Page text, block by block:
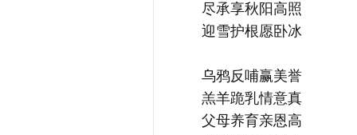
尽承享秋阳高照
迎雪护根愿卧冰
乌鸦反哺赢美誉
羔羊跪乳情意真
父母养育亲恩高